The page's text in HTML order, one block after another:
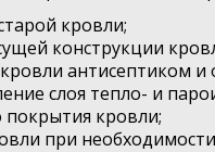
кровли;
конструкции
антисептиком и
слоя тепло- и
покрытия кровли;
при